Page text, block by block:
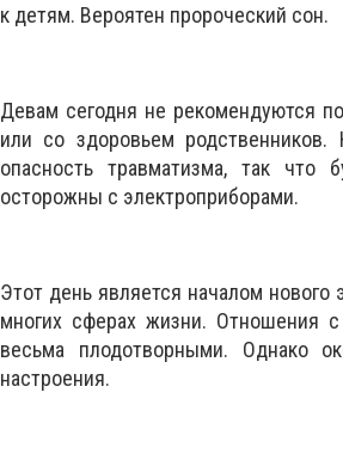
к детям. Вероятен пророческий сон.
Девам сегодня не рекомендуются
или со здоровьем
опасность травматизма, так что
осторожны с электроприборами.
Этот день является началом
многих сферах жизни. Отношения с
весьма плодотворными. Однако
настроения.